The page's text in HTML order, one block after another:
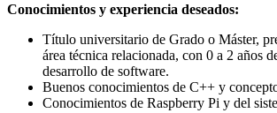
Conocimientos y experiencia deseados:
Título universitario de Grado o Máster,
área técnica relacionada, con 0 a 2 años
desarrollo de software.
Buenos conocimientos de C++ y
Conocimientos de Raspberry Pi y del